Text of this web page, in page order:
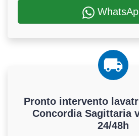
Pronto intervento
Concordia Sagittaria
24/48h